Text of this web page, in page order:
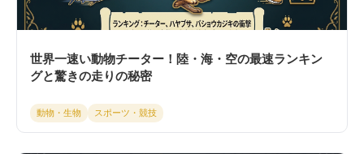
世界一速い動物チーター！陸・海・空の最速ランキン
グと驚きの走りの秘密
動物・生物 スポーツ・競技